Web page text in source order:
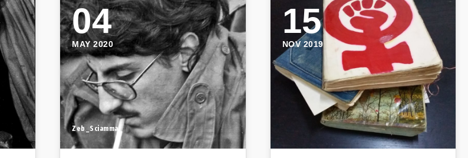
Zeb_Sciamma
04
MAY 2020
15
NOV 2019